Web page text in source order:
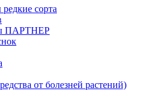
сорта
ПАРТНЕР
от болезней растений)